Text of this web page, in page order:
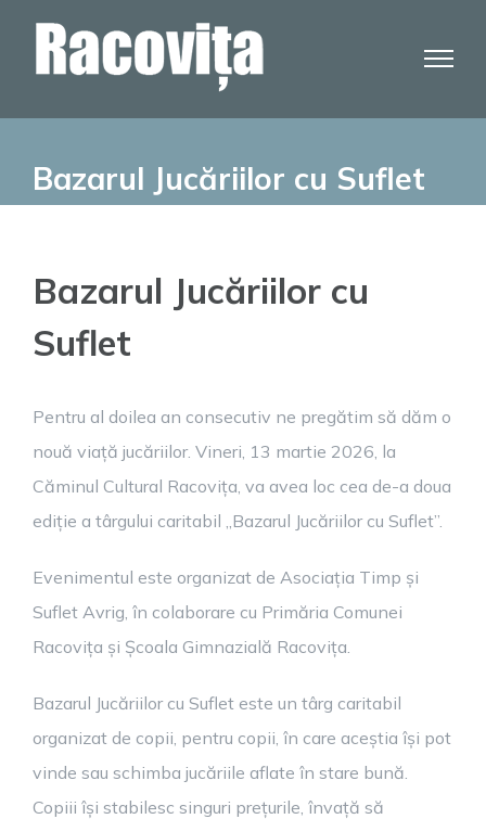
Bazarul Jucăriilor cu Suflet
Bazarul Jucăriilor cu
Suflet
Pentru al doilea an consecutiv ne pregătim să dăm o
nouă viață jucăriilor. Vineri, 13 martie 2026, la
Căminul Cultural Racovița, va avea loc cea de-a doua
ediție a târgului caritabil „Bazarul Jucăriilor cu Suflet”.
Evenimentul este organizat de Asociația Timp și
Suflet Avrig, în colaborare cu Primăria Comunei
Racovița și Școala Gimnazială Racovița.
Bazarul Jucăriilor cu Suflet este un târg caritabil
organizat de copii, pentru copii, în care aceștia își pot
vinde sau schimba jucăriile aflate în stare bună.
Copiii își stabilesc singuri prețurile, învață să